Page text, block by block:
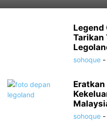
Legend
Tarikan
sohoque -
sohoque -